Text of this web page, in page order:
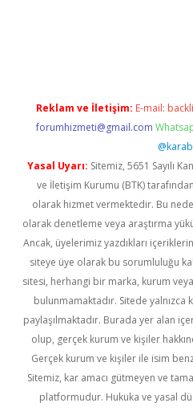
Reklam ve İletişim: E-mail:
forumhizmeti@gmail.com
Yasal Uyarı: Sitemiz, 5651 Sayılı
ve İletişim Kurumu (BTK)
olarak hizmet vermektedir. Bu
olarak denetleme veya araştırma
Ancak, üyelerimiz yazdıkları
siteye üye olarak bu sorumluluğu
sitesi, herhangi bir marka, kurum
bulunmamaktadır. Sitede yalnızca
paylaşılmaktadır. Burada yer alan
olup, gerçek kurum ve kişiler
Gerçek kurum ve kişiler ile isim
Sitemiz, kar amacı gütmeyen ve
platformudur. Hukuka ve yasal